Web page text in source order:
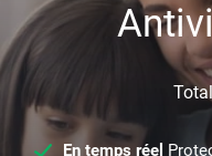
En temps réel